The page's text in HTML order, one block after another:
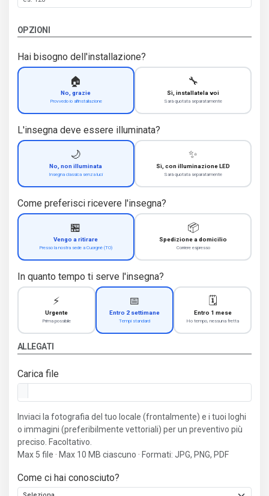
OPZIONI
Hai bisogno dell'installazione?
🏠
No, grazie
Provvedo io all'installazione
🔧
Sì, installatela voi
Sarà quotata separatamente
L'insegna deve essere illuminata?
🌙
No, non illuminata
Insegna classica senza luci
✨
Sì, con illuminazione LED
Sarà quotata separatamente
Come preferisci ricevere l'insegna?
🏪
Vengo a ritirare
Presso la nostra sede a Cuorgnè (TO)
📦
Spedizione a domicilio
Corriere espresso
In quanto tempo ti serve l'insegna?
⚡
Urgente
Prima possibile
📅
Entro 2 settimane
Tempi standard
🗓️
Entro 1 mese
Ho tempo, nessuna fretta
ALLEGATI
Carica file
Inviaci la fotografia del tuo locale (frontalmente) e i tuoi loghi
o immagini (preferibilmente vettoriali) per un preventivo più
preciso. Facoltativo.
Max 5 file · Max 10 MB ciascuno · Formati: JPG, PNG, PDF
Come ci hai conosciuto?